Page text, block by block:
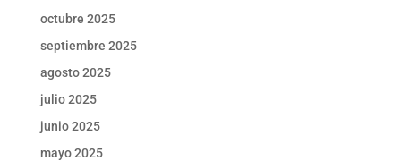
octubre 2025
septiembre 2025
agosto 2025
julio 2025
junio 2025
mayo 2025